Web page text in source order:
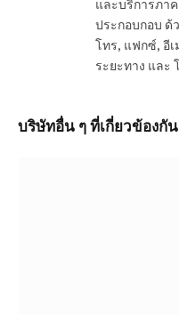
และบริการภา
ประกอบกอบ ด้
โทร, แฟกซ์, อี
ระยะทาง และ
บริษัทอื่น ๆ ที่เกี่ยวข้องกัน